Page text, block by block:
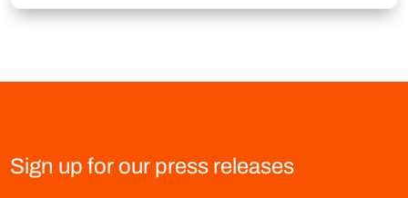
Sign up for our press releases